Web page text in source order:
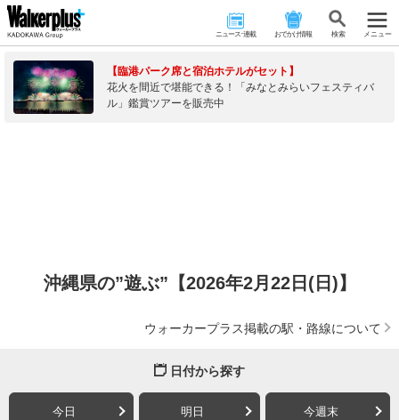
ニュース･連載 おでかけ情報 検 索 メニュー
【臨港パーク席と宿泊ホテルがセット】
花火を間近で堪能できる！「みなとみらいフェスティバ
ル」鑑賞ツアーを販売中
沖縄県の”遊ぶ”【2026年2月22日(日)】
ウォーカープラス掲載の駅・路線について
日付から探す
今日 明日 今週末